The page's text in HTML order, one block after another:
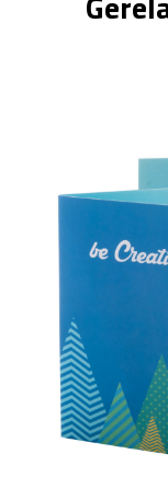
Fietsverlichting
Fiets
Zadelhoezen
Drinkwaren
Drinkbekers
Bekers